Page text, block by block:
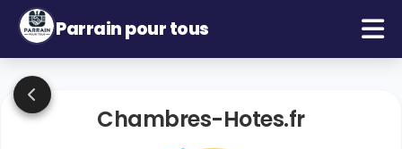
Parrain pour tous
Chambres-Hotes.fr